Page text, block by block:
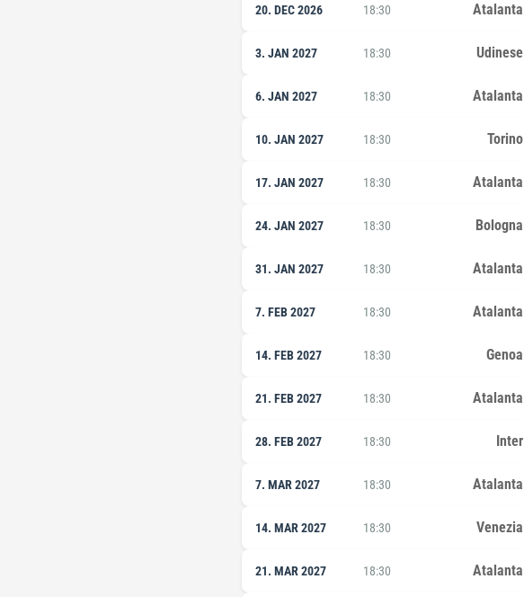
20. DEC 2026 18:30 Atalanta
3. JAN 2027 18:30 Udinese
6. JAN 2027 18:30 Atalanta
10. JAN 2027 18:30 Torino
17. JAN 2027 18:30 Atalanta
24. JAN 2027 18:30 Bologna
31. JAN 2027 18:30 Atalanta
7. FEB 2027 18:30 Atalanta
14. FEB 2027 18:30 Genoa
21. FEB 2027 18:30 Atalanta
28. FEB 2027 18:30 Inter
7. MAR 2027 18:30 Atalanta
14. MAR 2027 18:30 Venezia
21. MAR 2027 18:30 Atalanta